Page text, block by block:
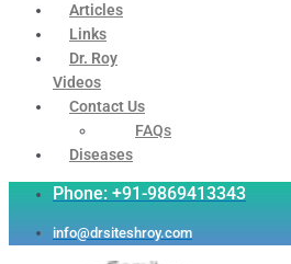
Articles
Links
Dr. Roy
Videos
Contact Us
FAQs
Diseases
Phone: +91-9869413343
info@drsiteshroy.com